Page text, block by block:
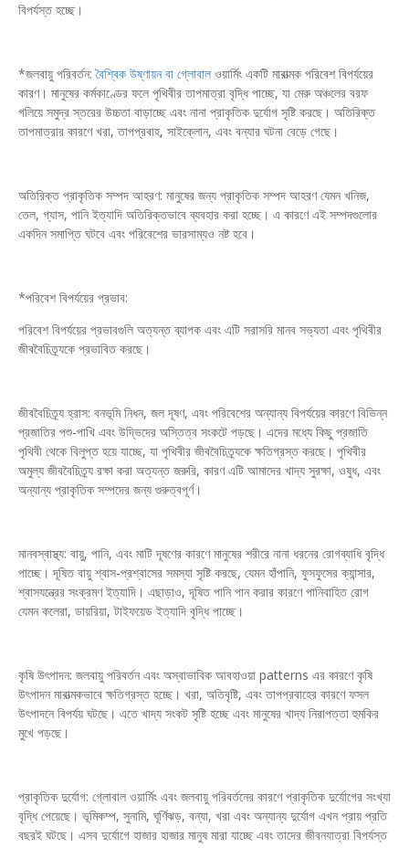
বিপর্যস্ত হচ্ছে।
*জলবায়ু পরিবর্তন:বৈশ্বিক উষ্ণায়ন বা গ্লোবাল ওয়ার্মিং একটি মারাত্মক পরিবেশ বিপর্যয়ের
কারণ। মানুষের কর্মকাণ্ডের ফলে পৃথিবীর তাপমাত্রা বৃদ্ধি পাচ্ছে, যা মেরু অঞ্চলের বরফ
গলিয়ে সমুদ্র স্তরের উচ্চতা বাড়াচ্ছে এবং নানা প্রাকৃতিক দুর্যোগ সৃষ্টি করছে। অতিরিক্ত
তাপমাত্রার কারণে খরা, তাপপ্রবাহ, সাইক্লোন, এবং বন্যার ঘটনা বেড়ে গেছে।
অতিরিক্ত প্রাকৃতিক সম্পদ আহরণ: মানুষের জন্য প্রাকৃতিক সম্পদ আহরণ যেমন খনিজ,
তেল, গ্যাস, পানি ইত্যাদি অতিরিক্তভাবে ব্যবহার করা হচ্ছে। এ কারণে এই সম্পদগুলোর
একদিন সমাপ্তি ঘটবে এবং পরিবেশের ভারসাম্যও নষ্ট হবে।
*পরিবেশ বিপর্যয়ের প্রভাব:
পরিবেশ বিপর্যয়ের প্রভাবগুলি অত্যন্ত ব্যাপক এবং এটি সরাসরি মানব সভ্যতা এবং পৃথিবীর
জীববৈচিত্র্যকে প্রভাবিত করছে।
জীববৈচিত্র্য হ্রাস: বনভূমি নিধন, জল দূষণ, এবং পরিবেশের অন্যান্য বিপর্যয়ের কারণে বিভিন্ন
প্রজাতির পশু-পাখি এবং উদ্ভিদের অস্তিত্ব সংকটে পড়ছে। এদের মধ্যে কিছু প্রজাতি
পৃথিবী থেকে বিলুপ্ত হয়ে যাচ্ছে, যা পৃথিবীর জীববৈচিত্র্যকে ক্ষতিগ্রস্ত করছে। পৃথিবীর
অমুল্য জীববৈচিত্র্য রক্ষা করা অত্যন্ত জরুরি, কারণ এটি আমাদের খাদ্য সুরক্ষা, ওষুধ, এবং
অন্যান্য প্রাকৃতিক সম্পদের জন্য গুরুত্বপূর্ণ।
মানবস্বাস্থ্য: বায়ু, পানি, এবং মাটি দূষণের কারণে মানুষের শরীরে নানা ধরনের রোগব্যাধি বৃদ্ধি
পাচ্ছে। দূষিত বায়ু শ্বাস-প্রশ্বাসের সমস্যা সৃষ্টি করছে, যেমন হাঁপানি, ফুসফুসের ক্যান্সার,
শ্বাসযন্ত্রের সংক্রমণ ইত্যাদি। এছাড়াও, দূষিত পানি পান করার কারণে পানিবাহিত রোগ
যেমন কলেরা, ডায়রিয়া, টাইফয়েড ইত্যাদি বৃদ্ধি পাচ্ছে।
কৃষি উৎপাদন: জলবায়ু পরিবর্তন এবং অস্বাভাবিক আবহাওয়া patterns এর কারণে কৃষি
উৎপাদন মারাত্মকভাবে ক্ষতিগ্রস্ত হচ্ছে। খরা, অতিবৃষ্টি, এবং তাপপ্রবাহের কারণে ফসল
উৎপাদনে বিপর্যয় ঘটছে। এতে খাদ্য সংকট সৃষ্টি হচ্ছে এবং মানুষের খাদ্য নিরাপত্তা হুমকির
মুখে পড়ছে।
প্রাকৃতিক দুর্যোগ: গ্লোবাল ওয়ার্মিং এবং জলবায়ু পরিবর্তনের কারণে প্রাকৃতিক দুর্যোগের সংখ্যা
বৃদ্ধি পেয়েছে। ভূমিকম্প, সুনামি, ঘূর্ণিঝড়, বন্যা, খরা এবং অন্যান্য দুর্যোগ এখন প্রায় প্রতি
বছরই ঘটছে। এসব দুর্যোগে হাজার হাজার মানুষ মারা যাচ্ছে এবং তাদের জীবনযাত্রা বিপর্যস্ত